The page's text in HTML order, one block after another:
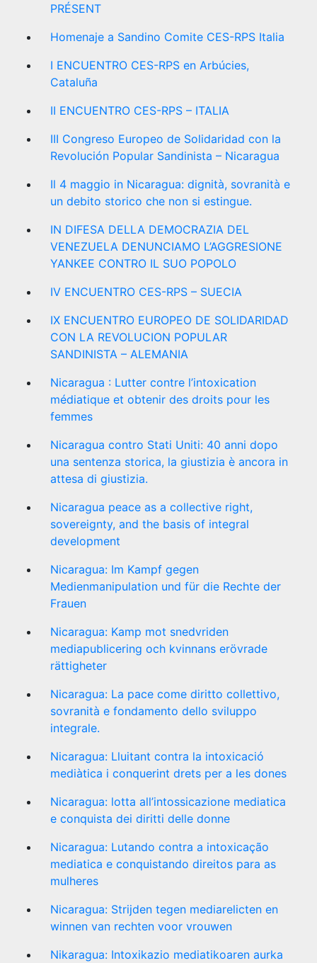
PRÉSENT
Homenaje a Sandino Comite CES-RPS Italia
I ENCUENTRO CES-RPS en Arbúcies,
Cataluña
II ENCUENTRO CES-RPS – ITALIA
III Congreso Europeo de Solidaridad con la
Revolución Popular Sandinista – Nicaragua
Il 4 maggio in Nicaragua: dignità, sovranità e
un debito storico che non si estingue.
IN DIFESA DELLA DEMOCRAZIA DEL
VENEZUELA DENUNCIAMO L’AGGRESIONE
YANKEE CONTRO IL SUO POPOLO
IV ENCUENTRO CES-RPS – SUECIA
IX ENCUENTRO EUROPEO DE SOLIDARIDAD
CON LA REVOLUCION POPULAR
SANDINISTA – ALEMANIA
Nicaragua : Lutter contre l’intoxication
médiatique et obtenir des droits pour les
femmes
Nicaragua contro Stati Uniti: 40 anni dopo
una sentenza storica, la giustizia è ancora in
attesa di giustizia.
Nicaragua peace as a collective right,
sovereignty, and the basis of integral
development
Nicaragua: Im Kampf gegen
Medienmanipulation und für die Rechte der
Frauen
Nicaragua: Kamp mot snedvriden
mediapublicering och kvinnans erövrade
rättigheter
Nicaragua: La pace come diritto collettivo,
sovranità e fondamento dello sviluppo
integrale.
Nicaragua: Lluitant contra la intoxicació
mediàtica i conquerint drets per a les dones
Nicaragua: lotta all’intossicazione mediatica
e conquista dei diritti delle donne
Nicaragua: Lutando contra a intoxicação
mediatica e conquistando direitos para as
mulheres
Nicaragua: Strijden tegen mediarelicten en
winnen van rechten voor vrouwen
Nikaragua: Intoxikazio mediatikoaren aurka